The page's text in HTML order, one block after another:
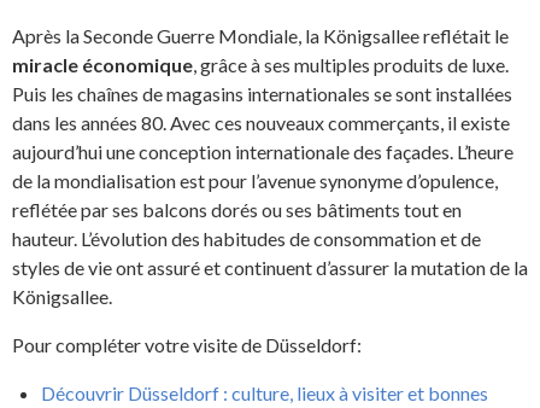
Après la Seconde Guerre Mondiale, la Königsallee reflétait le
miracle économique, grâce à ses multiples produits de luxe.
Puis les chaînes de magasins internationales se sont installées
dans les années 80. Avec ces nouveaux commerçants, il existe
aujourd’hui une conception internationale des façades. L’heure
de la mondialisation est pour l’avenue synonyme d’opulence,
reflétée par ses balcons dorés ou ses bâtiments tout en
hauteur. L’évolution des habitudes de consommation et de
styles de vie ont assuré et continuent d’assurer la mutation de la
Königsallee.
Pour compléter votre visite de Düsseldorf:
Découvrir Düsseldorf : culture, lieux à visiter et bonnes